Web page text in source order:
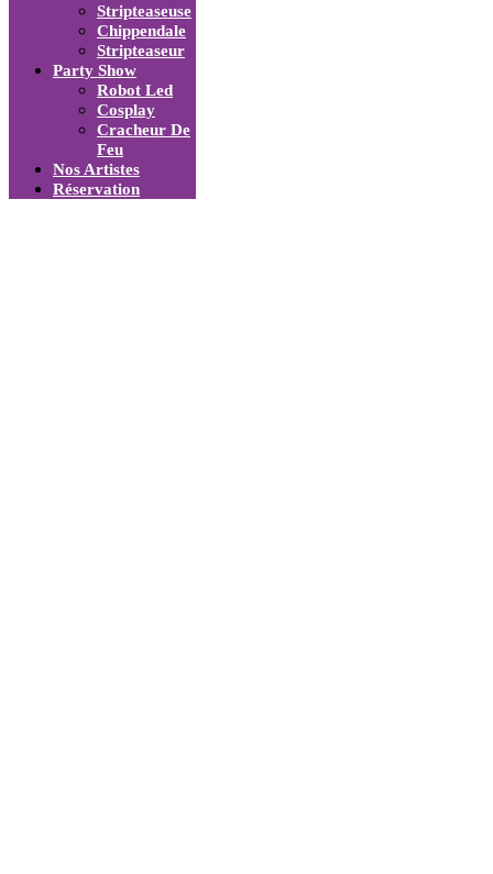
Stripteaseuse
Chippendale
Stripteaseur
Party Show
Robot Led
Cosplay
Cracheur De
Feu
Nos Artistes
Réservation